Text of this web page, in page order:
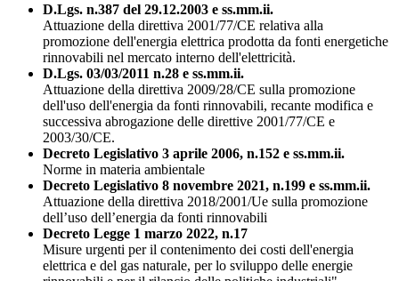
D.Lgs. n.387 del 29.12.2003 e ss.mm.ii.
Attuazione della direttiva 2001/77/CE relativa alla
promozione dell'energia elettrica prodotta da fonti energetiche
rinnovabili nel mercato interno dell'elettricità.
D.Lgs. 03/03/2011 n.28 e ss.mm.ii.
Attuazione della direttiva 2009/28/CE sulla promozione
dell'uso dell'energia da fonti rinnovabili, recante modifica e
successiva abrogazione delle direttive 2001/77/CE e
2003/30/CE.
Decreto Legislativo 3 aprile 2006, n.152 e ss.mm.ii.
Norme in materia ambientale
Decreto Legislativo 8 novembre 2021, n.199 e ss.mm.ii.
Attuazione della direttiva 2018/2001/Ue sulla promozione
dell’uso dell’energia da fonti rinnovabili
Decreto Legge 1 marzo 2022, n.17
Misure urgenti per il contenimento dei costi dell'energia
elettrica e del gas naturale, per lo sviluppo delle energie